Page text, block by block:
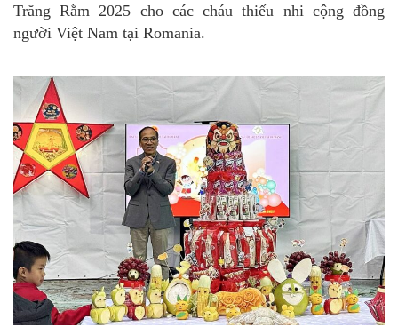
Trăng Rằm 2025 cho các cháu thiếu nhi cộng đồng
người Việt Nam tại Romania.